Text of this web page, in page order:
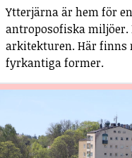
Ytterjärna är hem för
antroposofiska miljöer.
arkitekturen. Här finns
fyrkantiga former.